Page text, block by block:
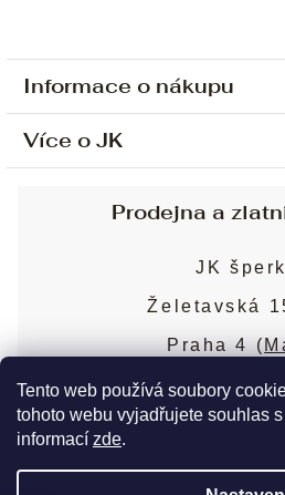
Tento web používá soubory
tohoto webu vyjadřujete souhlas
informací zde.
Informace o nákupu
Ochrana osobních údajů
Sjednání osobní schůzky
Obchodní podmínky
Puncovní značky
Více o JK
Blog
Nejčastější dotazy
Prodejna a
JK
Želetavská
Praha 4 (
Více o
Copyright 2026JK